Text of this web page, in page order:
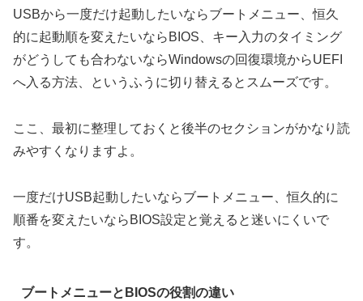
USBから一度だけ起動したいならブートメニュー、恒久
的に起動順を変えたいならBIOS、キー入力のタイミング
がどうしても合わないならWindowsの回復環境からUEFI
へ入る方法、というふうに切り替えるとスムーズです。
ここ、最初に整理しておくと後半のセクションがかなり読
みやすくなりますよ。
一度だけUSB起動したいならブートメニュー、恒久的に
順番を変えたいならBIOS設定と覚えると迷いにくいで
す。
ブートメニューとBIOSの役割の違い